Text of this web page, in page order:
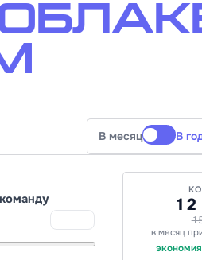
В месяц В
12
в месяц